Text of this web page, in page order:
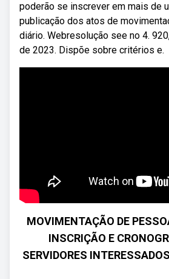
poderão se inscrever em mais de
publicação dos atos de
diário. Webresolução see no 4.
de 2023. Dispõe sobre critérios e.
MOVIMENTAÇÃO DE
INSCRIÇÃO E
SERVIDORES